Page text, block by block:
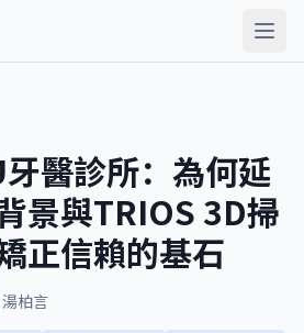
醫診所：為何延
景與TRIOS 3D掃
正信賴的基石
湯柏言